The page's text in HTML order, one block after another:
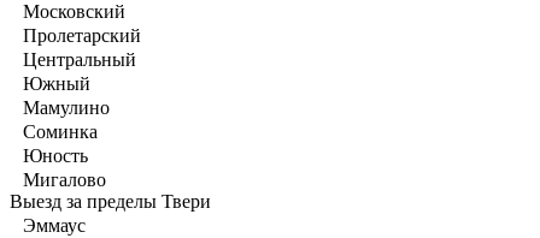
Московский
Пролетарский
Центральный
Южный
Мамулино
Соминка
Юность
Мигалово
Выезд за пределы Твери
Эммаус